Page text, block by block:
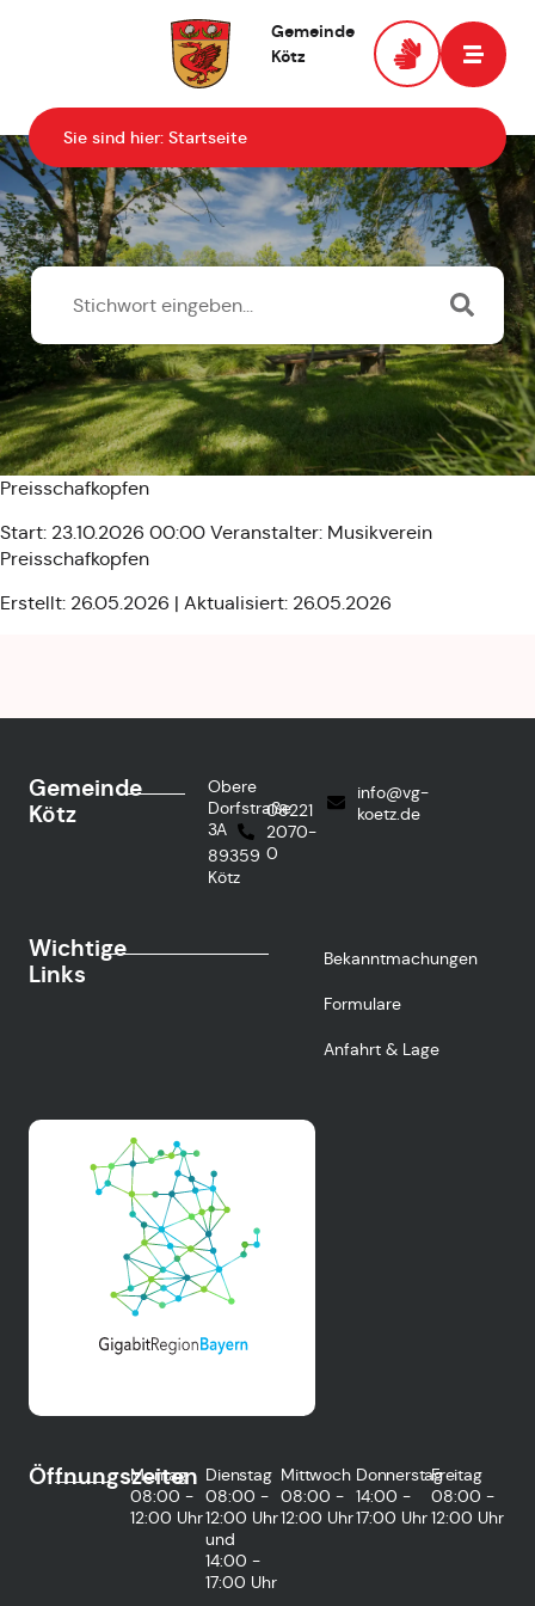
Gemeinde
Kötz
Sie sind hier: Startseite
Preisschafkopfen
Start: 23.10.2026 00:00 Veranstalter: Musikverein
Preisschafkopfen
Erstellt: 26.05.2026 | Aktualisiert: 26.05.2026
Gemeinde
Kötz
Obere
Dorfstraße
3A
89359
Kötz
08221
2070-
0
info@vg-
koetz.de
Wichtige
Links
Bekanntmachungen
Formulare
Anfahrt & Lage
Öffnungszeiten
Montag
08:00 -
12:00 Uhr
Dienstag
08:00 -
12:00 Uhr
und
14:00 -
17:00 Uhr
Mittwoch
08:00 -
12:00 Uhr
Donnerstag
14:00 -
17:00 Uhr
Freitag
08:00 -
12:00 Uhr